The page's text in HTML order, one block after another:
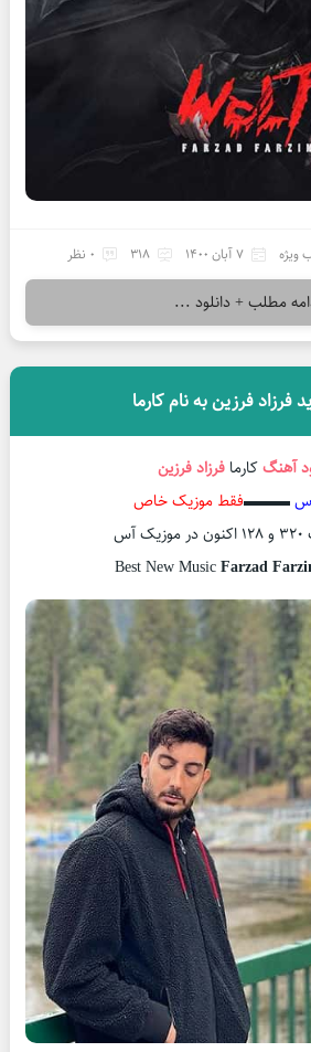
ویژه 7 آبان 1400 318 0 نظر
مطلب + دانلود ...
فرزین به نام کارما
آهنگکارما فرزاد فرزین
▬▬▬فقط موزیک خاص
Best New MusicFarzad